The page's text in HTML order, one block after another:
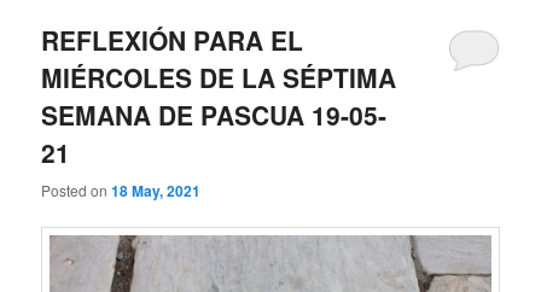
REFLEXIÓN PARA EL
MIÉRCOLES DE LA SÉPTIMA
SEMANA DE PASCUA 19-05-
21
Posted on18 May, 2021